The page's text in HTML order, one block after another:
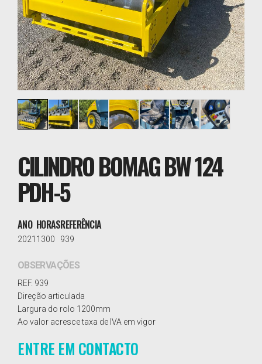
CILINDRO BOMAG BW 124
PDH-5
ANO
2021
HORAS
1300
REFERÊNCIA
939
OBSERVAÇÕES
REF. 939
Direção articulada
Largura do rolo 1200mm
Ao valor acresce taxa de IVA em vigor
ENTRE EM CONTACTO